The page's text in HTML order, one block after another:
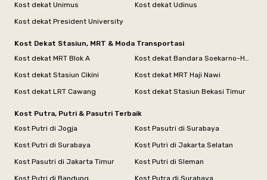
Kost dekat Unimus
Kost dekat Udinus
Kost dekat President University
Kost Dekat Stasiun, MRT & Moda Transportasi
Kost dekat MRT Blok A
Kost dekat Bandara Soekarno-Hatta
Kost dekat Stasiun Cikini
Kost dekat MRT Haji Nawi
Kost dekat LRT Cawang
Kost dekat Stasiun Bekasi Timur
Kost Putra, Putri & Pasutri Terbaik
Kost Putri di Jogja
Kost Pasutri di Surabaya
Kost Putri di Surabaya
Kost Putri di Jakarta Selatan
Kost Pasutri di Jakarta Timur
Kost Putri di Sleman
Kost Putri di Bandung
Kost Putra di Surabaya